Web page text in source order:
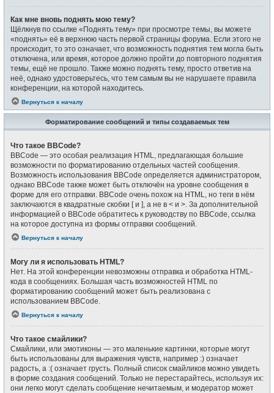
Как мне вновь поднять мою тему?
Щёлкнув по ссылке «Поднять тему» при просмотре темы, вы можете
«поднять» её в верхнюю часть первой страницы форума. Если этого не
происходит, то это означает, что возможность поднятия тем могла быть
отключена, или время, которое должно пройти до повторного поднятия
темы, ещё не прошло. Также можно поднять тему, просто ответив на
неё, однако удостоверьтесь, что тем самым вы не нарушаете правила
конференции, на которой находитесь.
Вернуться к началу
Форматирование сообщений и типы создаваемых тем
Что такое BBCode?
BBCode — это особая реализация HTML, предлагающая большие
возможности по форматированию отдельных частей сообщения.
Возможность использования BBCode определяется администратором,
однако BBCode также может быть отключён на уровне сообщения в
форме для его отправки. BBCode очень похож на HTML, но теги в нём
заключаются в квадратные скобки [ и ], а не в < и >. За дополнительной
информацией о BBCode обратитесь к руководству по BBCode, ссылка
на которое доступна из формы отправки сообщений.
Вернуться к началу
Могу ли я использовать HTML?
Нет. На этой конференции невозможны отправка и обработка HTML-
кода в сообщениях. Большая часть возможностей HTML по
форматированию сообщений может быть реализована с
использованием BBCode.
Вернуться к началу
Что такое смайлики?
Смайлики, или эмотиконы — это маленькие картинки, которые могут
быть использованы для выражения чувств, например :) означает
радость, а :( означает грусть. Полный список смайликов можно увидеть
в форме создания сообщений. Только не перестарайтесь, используя их:
они легко могут сделать сообщение нечитаемым, и модератор может